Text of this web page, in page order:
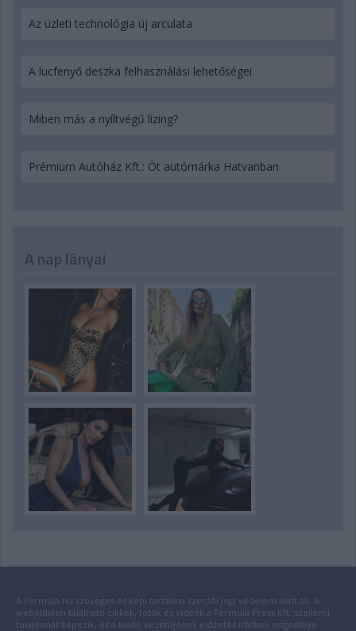
Az üzleti technológia új arculata
A lucfenyő deszka felhasználási lehetőségei
Miben más a nyíltvégű lízing?
Prémium Autóház Kft.: Öt autómárka Hatvanban
A nap lányai
A Formula.hu szöveges és képi tartalma szerzői jogi védelem alatt áll. A
weboldalon található cikkek, fotók és videók a Formula Press Kft. szellemi
tulajdonát képezik, és a kiadó vezetőjének előzetes írásbeli engedélye